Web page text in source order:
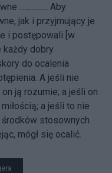
................ Aby
jak i przyjmujący je
i postępowali [w
każdy dobry
do ocalenia
A jeśli nie
ją rozumie; a jeśli on
a jeśli to nie
stosownych
mógł się ocalić.